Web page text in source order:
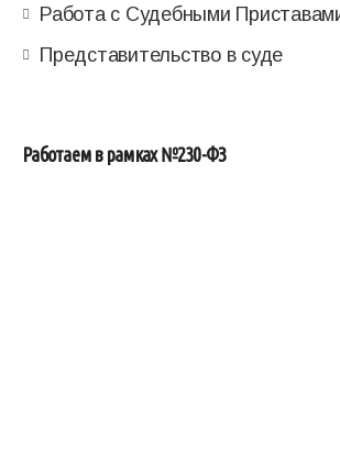
Работа с Судебными
Представительство в суде
Работаем в рамках №230-ФЗ